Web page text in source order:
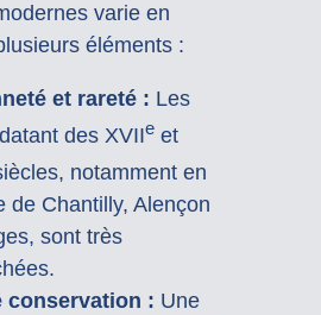
varie en
éléments :
et rareté : Les
des XVIIeet
notamment en
de Chantilly, Alençon
sont très
conservation : Une